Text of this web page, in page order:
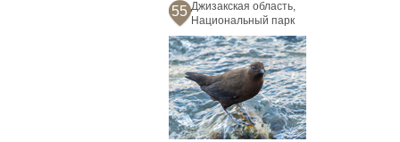
55 Джизакская область,
Национальный парк